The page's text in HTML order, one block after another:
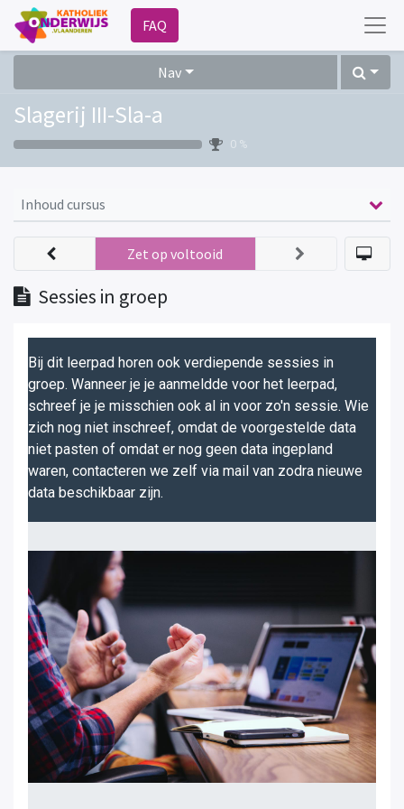
FAQ
Nav
Slagerij III-Sla-a
0 %
Inhoud cursus
Sessies in groep
Zet op voltooid
Bij dit leerpad horen ook verdiepende sessies in
groep. Wanneer je je aanmeldde voor het leerpad,
schreef je je misschien ook al in voor zo'n sessie. Wie
zich nog niet inschreef, omdat de voorgestelde data
niet pasten of omdat er nog geen data ingepland
waren, contacteren we zelf via mail van zodra nieuwe
data beschikbaar zijn.